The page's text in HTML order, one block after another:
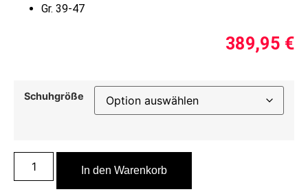
Gr. 39-47
389,95 €
Schuhgröße
In den Warenkorb